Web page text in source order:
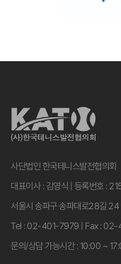
사단법인 한국테니스발전협의회
대표이사 : 김영식 | 등록번호 :
서울시 송파구 송파대로28길
Tel : 02-401-7979 | Fax : 02-
문의/상담 가능시간 : 10:00 ~